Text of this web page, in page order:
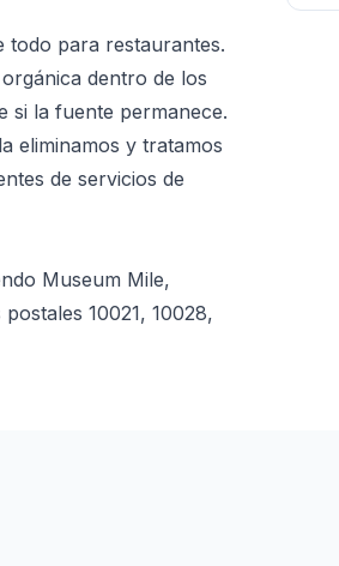
todo para restaurantes.
dentro de los
si la fuente permanece.
eliminamos y tratamos
de servicios de
Museum Mile,
10021, 10028,